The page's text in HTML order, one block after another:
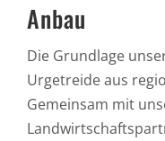
Anbau
Die Grundlage
Urgetreide aus
Gemeinsam mit